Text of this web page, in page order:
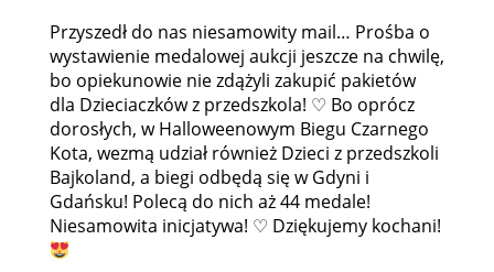
Przyszedł do nas niesamowity mail… Prośba o
wystawienie medalowej aukcji jeszcze na chwilę,
bo opiekunowie nie zdążyli zakupić pakietów
dla Dzieciaczków z przedszkola! ♡ Bo oprócz
dorosłych, w Halloweenowym Biegu Czarnego
Kota, wezmą udział również Dzieci z przedszkoli
Bajkoland, a biegi odbędą się w Gdyni i
Gdańsku! Polecą do nich aż 44 medale!
Niesamowita inicjatywa! ♡ Dziękujemy kochani!